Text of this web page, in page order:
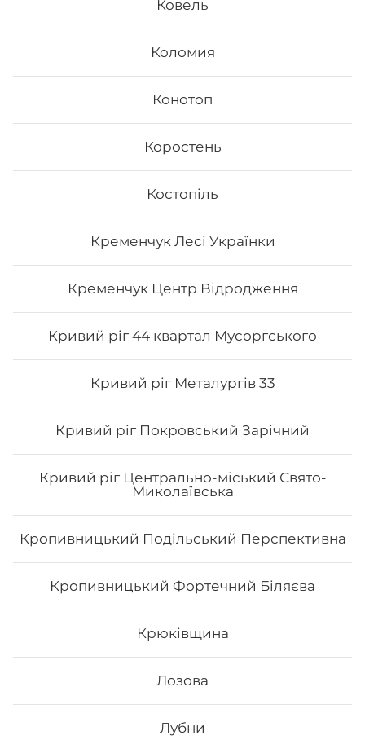
Ковель
Коломия
Конотоп
Коростень
Костопіль
Кременчук Лесі Українки
Кременчук Центр Відродження
Кривий ріг 44 квартал Мусоргського
Кривий ріг Металургів 33
Кривий ріг Покровський Зарічний
Кривий ріг Центрально-міський Свято-
Миколаївська
Кропивницький Подільський Перспективна
Кропивницький Фортечний Біляєва
Крюківщина
Лозова
Лубни
Вага:197 г Склад: Норі, рис, тунець гриль, манго, сир
Філадельфія, лайм, унагі соус
₴
Авторський Блек мак рол
228₴ Хочу